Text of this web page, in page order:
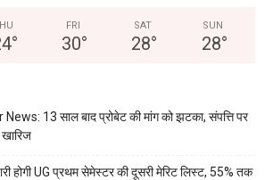
°
FRI
30°
SAT
28°
SUN
28°
13 साल बाद प्रोबेट की मांग को झटका, संपत्ति पर
खारिज
होगी UG प्रथम सेमेस्टर की दूसरी मेरिट लिस्ट, 55% तक